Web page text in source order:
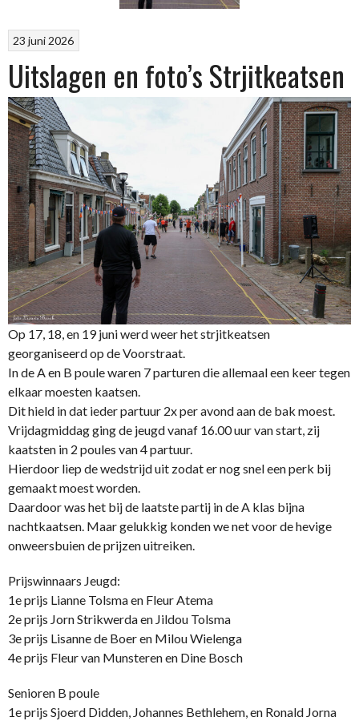
23 juni 2026
Uitslagen en foto’s Strjitkeatsen
Op 17, 18, en 19 juni werd weer het strjitkeatsen
georganiseerd op de Voorstraat.
In de A en B poule waren 7 parturen die allemaal een keer tegen
elkaar moesten kaatsen.
Dit hield in dat ieder partuur 2x per avond aan de bak moest.
Vrijdagmiddag ging de jeugd vanaf 16.00 uur van start, zij
kaatsten in 2 poules van 4 partuur.
Hierdoor liep de wedstrijd uit zodat er nog snel een perk bij
gemaakt moest worden.
Daardoor was het bij de laatste partij in de A klas bijna
nachtkaatsen. Maar gelukkig konden we net voor de hevige
onweersbuien de prijzen uitreiken.
Prijswinnaars Jeugd:
1e prijs Lianne Tolsma en Fleur Atema
2e prijs Jorn Strikwerda en Jildou Tolsma
3e prijs Lisanne de Boer en Milou Wielenga
4e prijs Fleur van Munsteren en Dine Bosch
Senioren B poule
1e prijs Sjoerd Didden, Johannes Bethlehem, en Ronald Jorna